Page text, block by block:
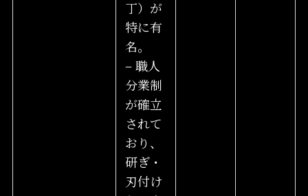
丁）が
特に有
名。
– 職人
分業制
が確立
されて
おり、
研ぎ・
刃付け